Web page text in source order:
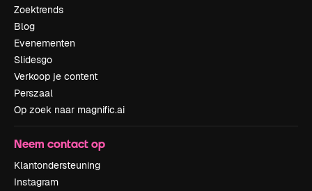
Zoektrends
Blog
Evenementen
Slidesgo
Verkoop je content
Perszaal
Op zoek naar magnific.ai
Neem contact op
Klantondersteuning
Instagram